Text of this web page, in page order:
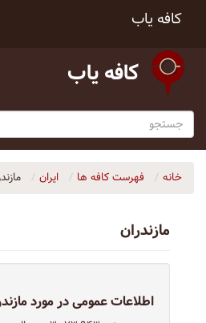
کافه یاب
کافه یاب
خانه فهرست کافه ها ایران
مازندران
اطلاعات عمومی در مورد